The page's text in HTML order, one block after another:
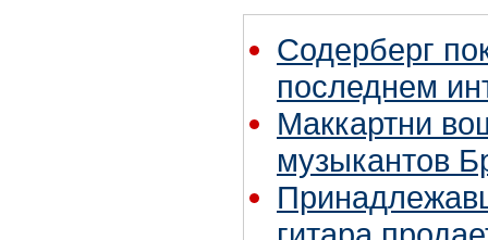
Содерберг
последнем
Маккартни
музыкантов